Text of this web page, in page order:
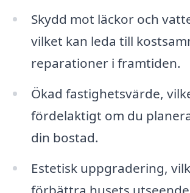
Skydd mot läckor och
vilket kan leda till
reparationer i framtiden.
Ökad fastighetsvärde,
fördelaktigt om du
din bostad.
Estetisk uppgradering,